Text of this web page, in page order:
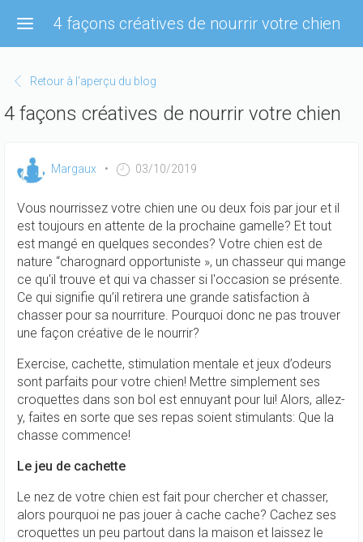
contenu
4 façons créatives de nourrir votre chien
Retour à l'aperçu du blog
4 façons créatives de nourrir votre chien
Margaux 03/10/2019
Vous nourrissez votre chien une ou deux fois par jour et il
est toujours en attente de la prochaine gamelle? Et tout
est mangé en quelques secondes? Votre chien est de
nature “charognard opportuniste », un chasseur qui mange
ce qu'il trouve et qui va chasser si l'occasion se présente.
Ce qui signifie qu’il retirera une grande satisfaction à
chasser pour sa nourriture. Pourquoi donc ne pas trouver
une façon créative de le nourrir?
Exercise, cachette, stimulation mentale et jeux d’odeurs
sont parfaits pour votre chien! Mettre simplement ses
croquettes dans son bol est ennuyant pour lui! Alors, allez-
y, faites en sorte que ses repas soient stimulants: Que la
chasse commence!
Le jeu de cachette
Le nez de votre chien est fait pour chercher et chasser,
alors pourquoi ne pas jouer à cache cache? Cachez ses
croquettes un peu partout dans la maison et laissez le